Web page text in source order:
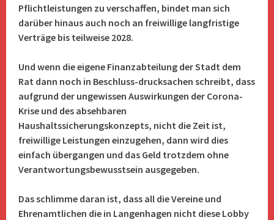
Pflichtleistungen zu verschaffen, bindet man sich
darüber hinaus auch noch an freiwillige langfristige
Verträge bis teilweise 2028.
Und wenn die eigene Finanzabteilung der Stadt dem
Rat dann noch in Beschluss-drucksachen schreibt, dass
aufgrund der ungewissen Auswirkungen der Corona-
Krise und des absehbaren
Haushaltssicherungskonzepts, nicht die Zeit ist,
freiwillige Leistungen einzugehen, dann wird dies
einfach übergangen und das Geld trotzdem ohne
Verantwortungsbewusstsein ausgegeben.
Das schlimme daran ist, dass all die Vereine und
Ehrenamtlichen die in Langenhagen nicht diese Lobby